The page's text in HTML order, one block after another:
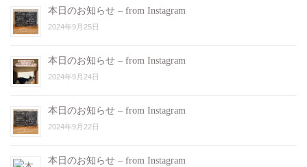
本日のお知らせ – from Instagram
2024年9月25日
本日のお知らせ – from Instagram
2024年9月24日
本日のお知らせ – from Instagram
2024年9月22日
本日のお知らせ – from Instagram